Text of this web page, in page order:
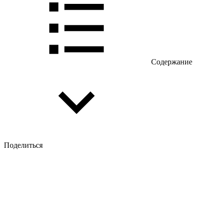
Содержание
Поделиться